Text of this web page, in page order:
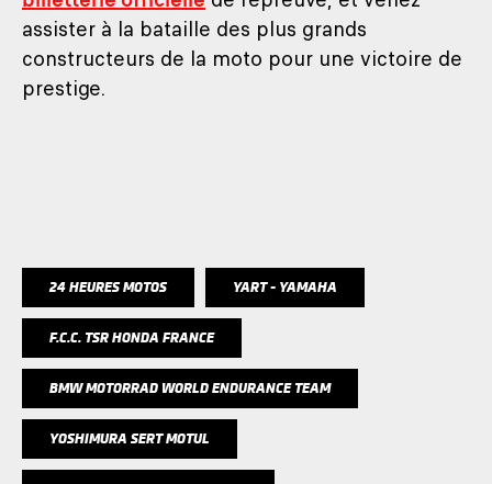
assister à la bataille des plus grands
constructeurs de la moto pour une victoire de
prestige.
24 HEURES MOTOS YART - YAMAHA
F.C.C. TSR HONDA FRANCE
BMW MOTORRAD WORLD ENDURANCE TEAM
YOSHIMURA SERT MOTUL